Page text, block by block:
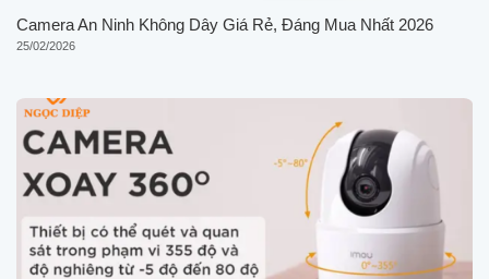
Camera An Ninh Không Dây Giá Rẻ, Đáng Mua Nhất 2026
25/02/2026